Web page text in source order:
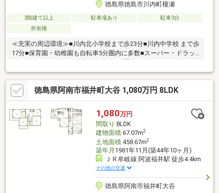
徳島県徳島市川内町榎瀬
3階建て以上 駐車場あり
駐車3台
所有権
≪充実の周辺環境≫■川内北小学校まで歩23分■川内中学校 まで歩
17分■保育園・幼稚園も自転車5分圏内に多数■スーパー・ドラッ
徳島県阿南市福井町大谷 1,080万円 8LDK
1,080万円
間取り 8LDK
建物面積67.07m2
土地面積458.67m2
築年月 1981年11月(築44年10ヶ月)
ＪＲ牟岐線 阿波福井駅 徒歩4.4km
その他の交通
徳島県阿南市福井町大谷